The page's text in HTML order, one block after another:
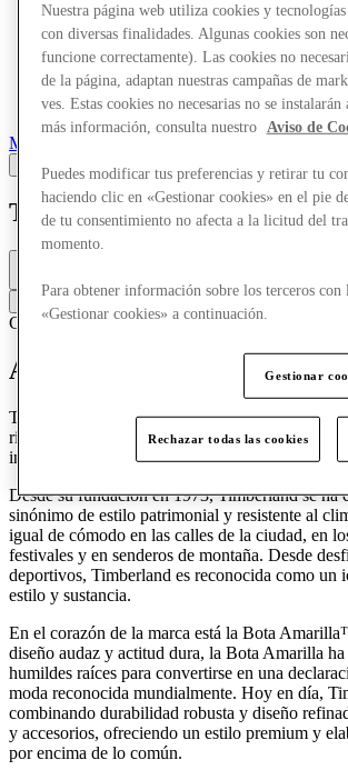
Marcas
Timberland
Calzado
Aventura en cualquier lugar
Timberland es una marca global de estilo de
rica herencia de vida y trabajo al aire libre e
incansable de aventura, artesanía e innovación.
Desde su fundación en 1973, Timberland se ha
sinónimo de estilo patrimonial y resistente al
igual de cómodo en las calles de la ciudad, en
festivales y en senderos de montaña. Desde
deportivos, Timberland es reconocida como un
estilo y sustancia.
En el corazón de la marca está la Bota
diseño audaz y actitud dura, la Bota Amarilla ha
humildes raíces para convertirse en una
moda reconocida mundialmente. Hoy en día,
combinando durabilidad robusta y diseño
y accesorios, ofreciendo un estilo premium y
por encima de lo común.
Nuestra página web utiliza cookies y
con diversas finalidades. Algunas cookies son
funcione correctamente). Las cookies no
de la página, adaptan nuestras campañas de
ves. Estas cookies no necesarias no se
más información, consulta nuestro Aviso de
Puedes modificar tus preferencias y retirar tu
haciendo clic en «Gestionar cookies» en el pie
de tu consentimiento no afecta a la licitud del
momento.
Para obtener información sobre los terceros
«Gestionar cookies» a continuación.
Gestionar
Rechazar todas las cookies